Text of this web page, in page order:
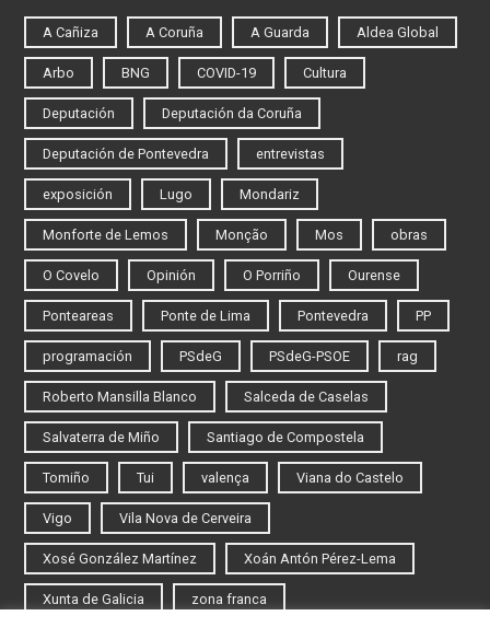
A Cañiza A Coruña A Guarda Aldea Global
Arbo BNG COVID-19 Cultura
Deputación Deputación da Coruña
Deputación de Pontevedra entrevistas
exposición Lugo Mondariz
Monforte de Lemos Monção Mos obras
O Covelo Opinión O Porriño Ourense
Ponteareas Ponte de Lima Pontevedra PP
programación PSdeG PSdeG-PSOE rag
Roberto Mansilla Blanco Salceda de Caselas
Salvaterra de Miño Santiago de Compostela
Tomiño Tui valença Viana do Castelo
Vigo Vila Nova de Cerveira
Xosé González Martínez Xoán Antón Pérez-Lema
Xunta de Galicia zona franca